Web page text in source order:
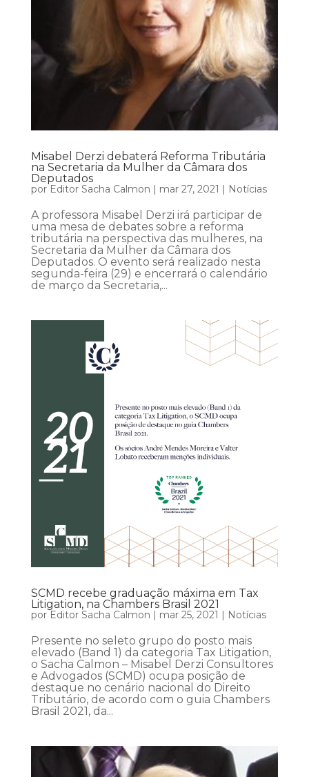
Misabel Derzi debaterá Reforma Tributária
na Secretaria da Mulher da Câmara dos
Deputados
por Editor Sacha Calmon | mar 27, 2021 | Notícias
A professora Misabel Derzi irá participar de
uma mesa de debates sobre a reforma
tributária na perspectiva das mulheres, na
Secretaria da Mulher da Câmara dos
Deputados. O evento será realizado nesta
segunda-feira (29) e encerrará o calendário
de março da Secretaria,...
SCMD recebe graduação máxima em Tax
Litigation, na Chambers Brasil 2021
por Editor Sacha Calmon mar 25, 2021 Notícias
Presente no seleto grupo do posto mais
elevado (Band 1) da categoria Tax Litigation,
o Sacha Calmon – Misabel Derzi Consultores
e Advogados (SCMD) ocupa posição de
destaque no cenário nacional do Direito
Tributário, de acordo com o guia Chambers
Brasil 2021, da...